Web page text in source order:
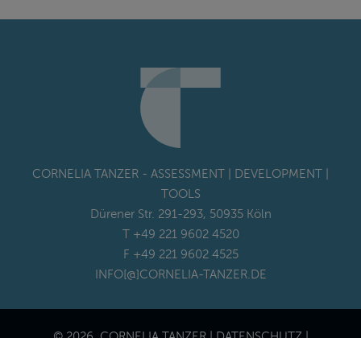
CORNELIA TANZER - ASSESSMENT | DEVELOPMENT |
TOOLS
Dürener Str. 291-293, 50935 Köln
T +49 221 9602 4520
F +49 221 9602 4525
INFO[@]CORNELIA-TANZER.DE